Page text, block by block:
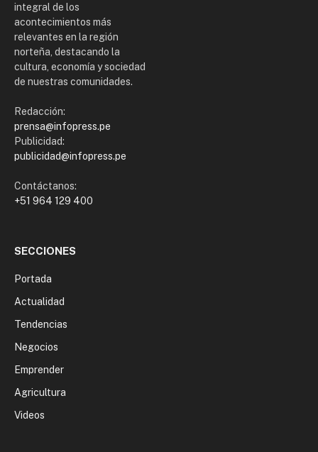
integral de los
acontecimientos más
relevantes en la región
norteña, destacando la
cultura, economía y sociedad
de nuestras comunidades.
Redacción:
prensa@infopress.pe
Publicidad:
publicidad@infopress.pe
Contáctanos:
+51 964 129 400
SECCIONES
Portada
Actualidad
Tendencias
Negocios
Emprender
Agricultura
Videos